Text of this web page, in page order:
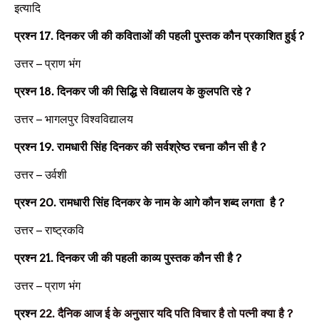
इत्यादि
प्रश्न 17.दिनकर जी की कविताओं की पहली पुस्तक कौन प्रकाशित हुई?
उत्तर –प्राण भंग
प्रश्न 18.दिनकर जी की सिद्धि से विद्यालय के कुलपति रहे?
उत्तर – भागलपुर विश्वविद्यालय
प्रश्न 19.रामधारी सिंह दिनकर की सर्वश्रेष्ठ रचना कौन सी है?
उत्तर –उर्वशी
प्रश्न 20.रामधारी सिंह दिनकर के नाम के आगे कौन शब्द लगता है?
उत्तर –राष्ट्रकवि
प्रश्न 21.दिनकर जी की पहली काव्य पुस्तक कौन सी है?
उत्तर –प्राण भंग
प्रश्न 22.दैनिक आज ई के अनुसार यदि पति विचार है तो पत्नी क्या है?